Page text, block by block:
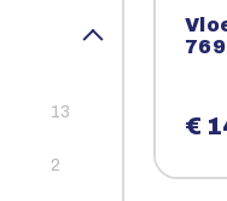
13
2
€